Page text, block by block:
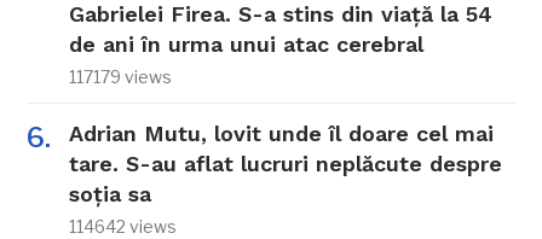
Gabrielei Firea. S-a stins din viață la 54
de ani în urma unui atac cerebral
117179 views
Adrian Mutu, lovit unde îl doare cel mai
tare. S-au aflat lucruri neplăcute despre
soția sa
114642 views